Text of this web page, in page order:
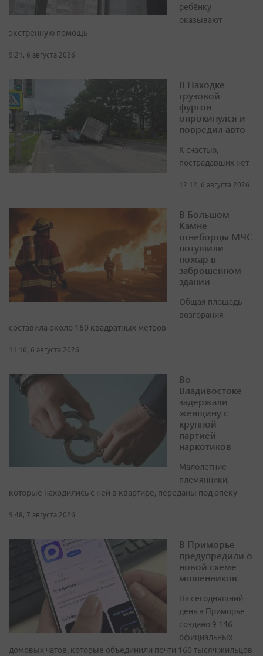
ребёнку
оказывают
экстренную помощь
9:21, 6 августа 2026
В Находке
грузовой
фургон
опрокинулся и
повредил авто
К счастью,
пострадавших нет
12:12, 6 августа 2026
В Большом
Камне
огнеборцы МЧС
потушили
пожар в
заброшенном
здании
Общая площадь
возгорания
составила около 160 квадратных метров
11:16, 6 августа 2026
Во
Владивостоке
задержали
женщину с
крупной
партией
наркотиков
Малолетние
племянники,
которые находились с ней в квартире, переданы под опеку
9:48, 7 августа 2026
В Приморье
предупредили о
новой схеме
мошенников
На сегодняшний
день в Приморье
создано 9 146
официальных
домовых чатов, которые объединили почти 160 тысяч жильцов